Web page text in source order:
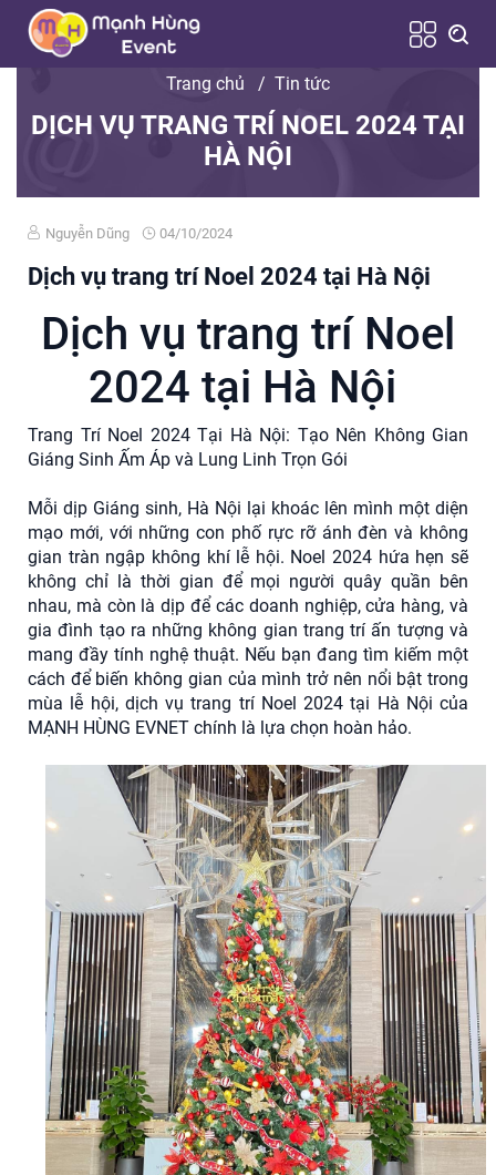
Trang chủ / Tin tức
DỊCH VỤ TRANG TRÍ NOEL 2024 TẠI
HÀ NỘI
Nguyễn Dũng 04/10/2024
Dịch vụ trang trí Noel 2024 tại Hà Nội
Dịch vụ trang trí Noel
2024 tại Hà Nội
Trang Trí Noel 2024 Tại Hà Nội: Tạo Nên Không Gian
Giáng Sinh Ấm Áp và Lung Linh Trọn Gói
Mỗi dịp Giáng sinh, Hà Nội lại khoác lên mình một diện
mạo mới, với những con phố rực rỡ ánh đèn và không
gian tràn ngập không khí lễ hội. Noel 2024 hứa hẹn sẽ
không chỉ là thời gian để mọi người quây quần bên
nhau, mà còn là dịp để các doanh nghiệp, cửa hàng, và
gia đình tạo ra những không gian trang trí ấn tượng và
mang đầy tính nghệ thuật. Nếu bạn đang tìm kiếm một
cách để biến không gian của mình trở nên nổi bật trong
mùa lễ hội, dịch vụ trang trí Noel 2024 tại Hà Nội của
MẠNH HÙNG EVNET chính là lựa chọn hoàn hảo.